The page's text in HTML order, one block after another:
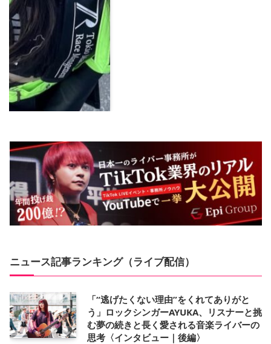
ニュース記事ランキング（ライブ配信）
「“逃げたくない理由”をくれてありがと
う」ロックシンガーAYUKA、リスナーと挑
む夢の続きと長く愛される音楽ライバーの
思考〈インタビュー｜後編〉